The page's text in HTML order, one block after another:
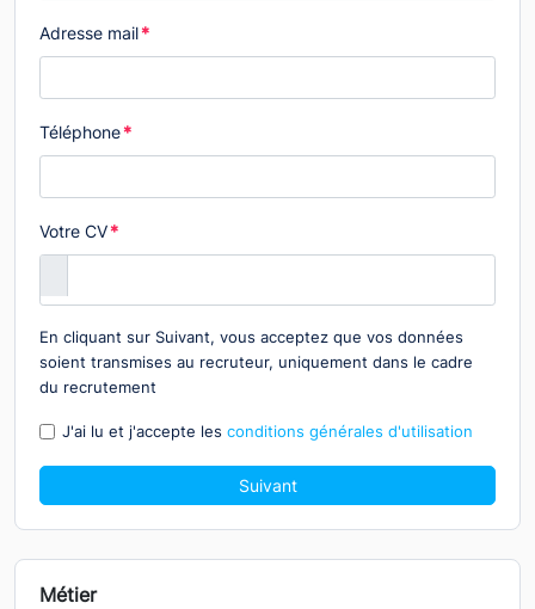
Adresse mail*
Téléphone*
Votre CV*
En cliquant sur Suivant, vous acceptez que vos données
soient transmises au recruteur, uniquement dans le cadre
du recrutement
J'ai lu et j'accepte lesconditions générales d'utilisation
Suivant
Métier